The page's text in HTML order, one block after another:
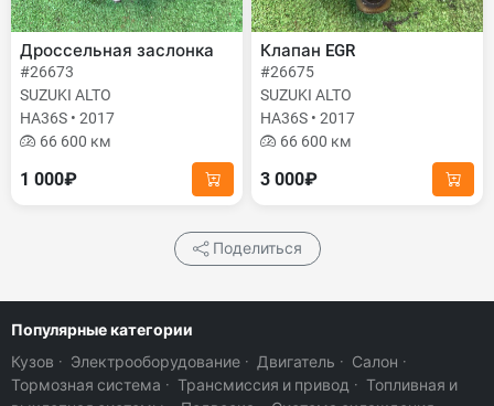
Дроссельная заслонка
#26673
SUZUKI ALTO
HA36S • 2017
66 600 км
1 000₽
Клапан EGR
#26675
SUZUKI ALTO
HA36S • 2017
66 600 км
3 000₽
Поделиться
Популярные категории
Кузов · Электрооборудование · Двигатель · Салон ·
Тормозная система · Трансмиссия и привод · Топливная и